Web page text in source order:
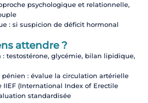
psychologique et relationnelle,
: si suspicion de déficit hormonal
attendre ?
: testostérone, glycémie, bilan lipidique,
pénien : évalue la circulation artérielle
IIEF (International Index of Erectile
standardisée